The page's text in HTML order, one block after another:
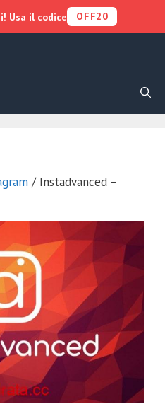
/ Instadvanced –
Usa il codice OFF20